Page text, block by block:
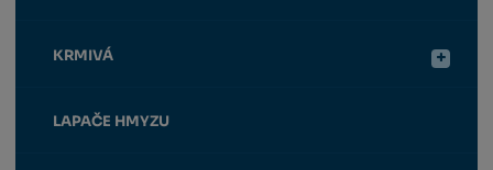
KRMIVÁ
LAPAČE HMYZU